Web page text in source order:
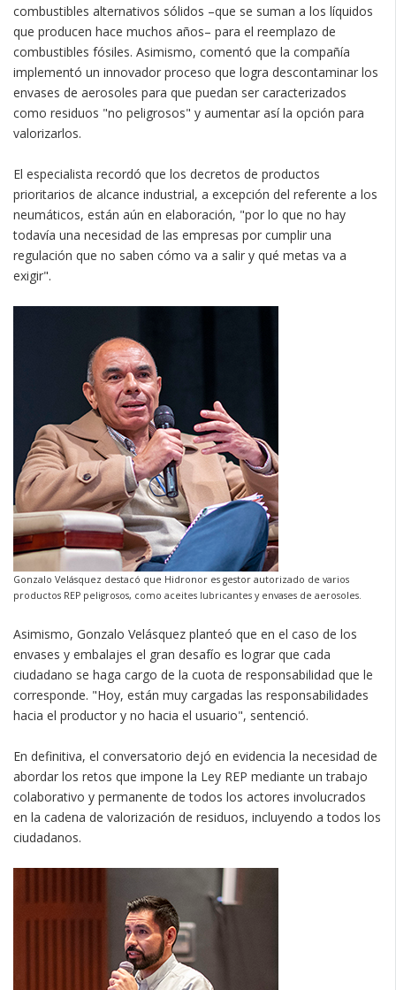
combustibles alternativos sólidos –que se suman a los líquidos
que producen hace muchos años– para el reemplazo de
combustibles fósiles. Asimismo, comentó que la compañía
implementó un innovador proceso que logra descontaminar los
envases de aerosoles para que puedan ser caracterizados
como residuos "no peligrosos" y aumentar así la opción para
valorizarlos.
El especialista recordó que los decretos de productos
prioritarios de alcance industrial, a excepción del referente a los
neumáticos, están aún en elaboración, "por lo que no hay
todavía una necesidad de las empresas por cumplir una
regulación que no saben cómo va a salir y qué metas va a
exigir".
Gonzalo Velásquez destacó que Hidronor es gestor autorizado de varios
productos REP peligrosos, como aceites lubricantes y envases de aerosoles.
Asimismo, Gonzalo Velásquez planteó que en el caso de los
envases y embalajes el gran desafío es lograr que cada
ciudadano se haga cargo de la cuota de responsabilidad que le
corresponde. "Hoy, están muy cargadas las responsabilidades
hacia el productor y no hacia el usuario", sentenció.
En definitiva, el conversatorio dejó en evidencia la necesidad de
abordar los retos que impone la Ley REP mediante un trabajo
colaborativo y permanente de todos los actores involucrados
en la cadena de valorización de residuos, incluyendo a todos los
ciudadanos.